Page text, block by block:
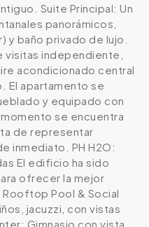
Suite Principal: Un
panorámicos,
y baño privado de lujo.
visitas independiente,
acondicionado central
El apartamento se
y equipado con
se encuentra
de representar
inmediato. PH H2O:
El edificio ha sido
ofrecer la mejor
Pool & Social
jacuzzi, con vistas
Gimnasio con vista